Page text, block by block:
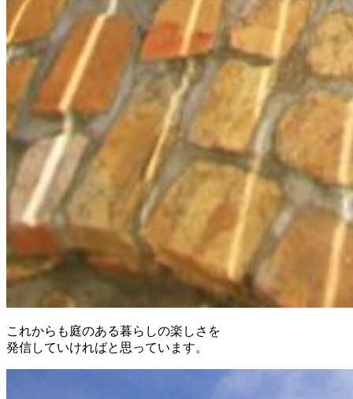
これからも庭のある暮らしの楽しさを
発信していければと思っています。